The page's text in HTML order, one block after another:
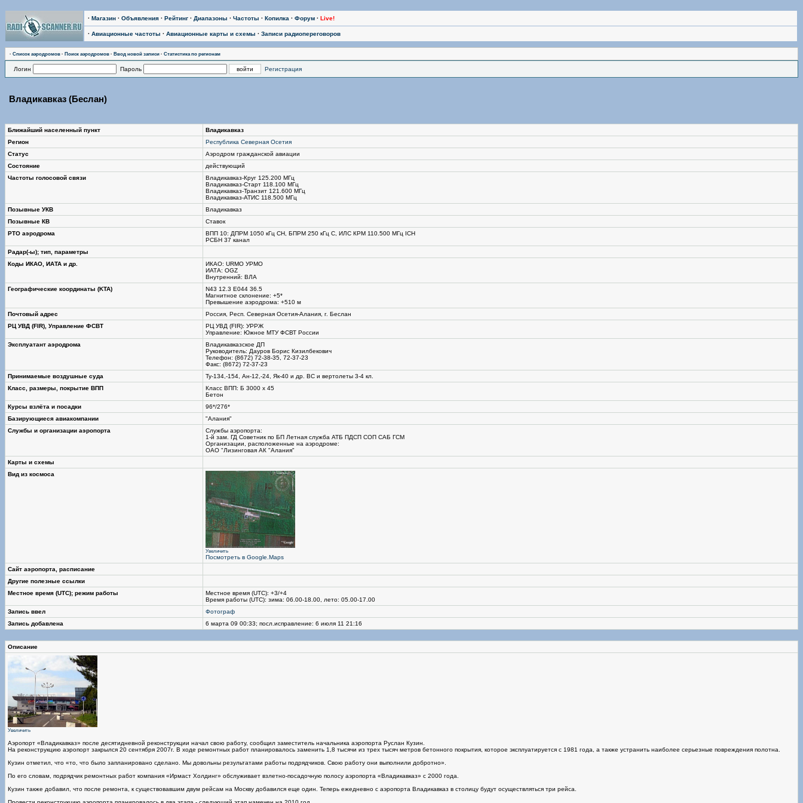
· Магазин · Объявления · Рейтинг · Диапазоны · Частоты · Копилка · Форум · Live!
· Авиационные частоты · Авиационные карты и схемы · Записи радиопереговоров
· Список аэродромов · Поиск аэродромов · Ввод новой записи · Статистика по регионам
Логин Пароль Регистрация
Владикавказ (Беслан)
Ближайший населенный пункт
Владикавказ
Регион
Республика Северная Осетия
Статус
Аэродром гражданской авиации
Состояние
действующий
Частоты голосовой связи
Владикавказ-Круг 125.200 МГц
Владикавказ-Старт 118.100 МГц
Владикавказ-Транзит 121.600 МГц
Владикавказ-АТИС 118.500 МГц
Позывные УКВ
Владикавказ
Позывные КВ
Ставок
РТО аэродрома
ВПП 10: ДПРМ 1050 кГц CH, БПРМ 250 кГц C, ИЛС КРМ 110.500 МГц ICH
РСБН 37 канал
Радар(-ы); тип, параметры
Коды ИКАО, ИАТА и др.
ИКАО: URMO УРМО
ИАТА: OGZ
Внутренний: ВЛА
Географические координаты (KTA)
N43 12.3 Е044 36.5
Магнитное склонение: +5*
Превышение аэродрома: +510 м
Почтовый адрес
Россия, Респ. Северная Осетия-Алания, г. Беслан
РЦ УВД (FIR), Управление ФСВТ
РЦ УВД (FIR): УРРЖ
Управление: Южное МТУ ФСВТ России
Эксплуатант аэродрома
Владикавказское ДП
Руководитель: Дауров Борис Кизилбекович
Телефон: (8672) 72-38-35, 72-37-23
Факс: (8672) 72-37-23
Принимаемые воздушные суда
Ту-134,-154, Ан-12,-24, Як-40 и др. ВС и вертолеты 3-4 кл.
Класс, размеры, покрытие ВПП
Класс ВПП: Б 3000 х 45
Бетон
Курсы взлёта и посадки
96*/276*
Базирующиеся авиакомпании
"Алания"
Службы и организации аэропорта
Службы аэропорта:
1-й зам. ГД Советник по БП Летная служба АТБ ПДСП СОП САБ ГСМ
Организации, расположенные на аэродроме:
ОАО "Лизинговая АК "Алания"
Карты и схемы
Вид из космоса
Увеличить
Посмотреть в Google.Maps
Сайт аэропорта, расписание
Другие полезные ссылки
Местное время (UTC); режим работы
Местное время (UTC): +3/+4
Время работы (UTC): зима: 06.00-18.00, лето: 05.00-17.00
Запись ввел
Фотограф
Запись добавлена
6 марта 09 00:33; посл.исправление: 6 июля 11 21:16
Описание
Увеличить
Аэропорт «Владикавказ» после десятидневной реконструкции начал свою работу, сообщил заместитель начальника аэропорта Руслан Кузин.
На реконструкцию аэропорт закрылся 20 сентября 2007г. В ходе ремонтных работ планировалось заменить 1,8 тысячи из трех тысяч метров бетонного покрытия, которое эксплуатируется с 1981 года, а также устранить наиболее серьезные повреждения полотна.
Кузин отметил, что «то, что было запланировано сделано. Мы довольны результатами работы подрядчиков. Свою работу они выполнили добротно».
По его словам, подрядчик ремонтных работ компания «Ирмаст Холдинг» обслуживает взлетно-посадочную полосу аэропорта «Владикавказ» с 2000 года.
Кузин также добавил, что после ремонта, к существовавшим двум рейсам на Москву добавился еще один. Теперь ежедневно с аэропорта Владикавказ в столицу будут осуществляться три рейса.